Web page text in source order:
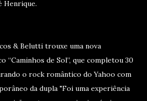
Henrique.
& Belutti trouxe uma nova
“Caminhos de Sol”, que completou 30
o rock romântico do Yahoo com
da dupla "Foi uma experiência